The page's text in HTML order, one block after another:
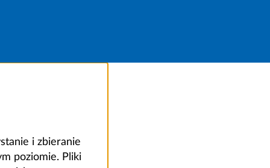
i zbieranie
poziomie. Pliki